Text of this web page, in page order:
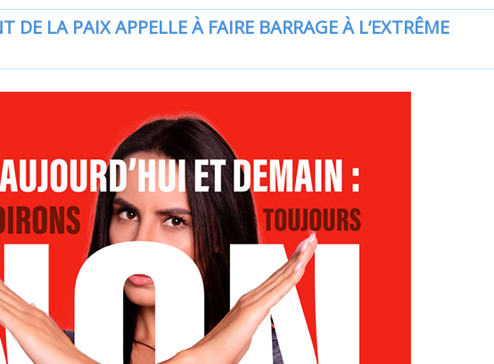
DE LA PAIX APPELLE À FAIRE BARRAGE À L’EXTRÊME